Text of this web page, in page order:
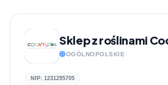
Sklep z roślinami
OGÓLNOPOLSKIE
NIP: 1231295705